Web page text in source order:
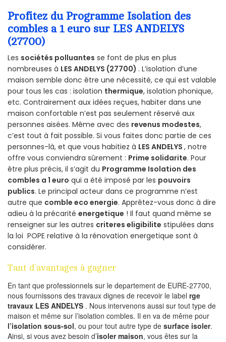
Profitez du Programme Isolation des
combles a 1 euro sur LES ANDELYS
(27700)
Les sociétés polluantes se font de plus en plus
nombreuses à LES ANDELYS (27700) . L’isolation d’une
maison semble donc être une nécessité, ce qui est valable
pour tous les cas : isolation thermique, isolation phonique,
etc. Contrairement aux idées reçues, habiter dans une
maison confortable n’est pas seulement réservé aux
personnes aisées. Même avec des revenus modestes,
c’est tout à fait possible. Si vous faites donc partie de ces
personnes-là, et que vous habitiez à LES ANDELYS , notre
offre vous conviendra sûrement : Prime solidarite. Pour
être plus précis, il s’agit du Programme Isolation des
combles a 1 euro qui a été imposé par les pouvoirs
publics. Le principal acteur dans ce programme n’est
autre que comble eco energie. Apprêtez-vous donc à dire
adieu à la précarité energetique ! Il faut quand même se
renseigner sur les autres criteres eligibilite stipulées dans
la loi POPE relative à la rénovation energetique sont à
considérer.
Tant d’avantages à gagner
En tant que professionnels sur le departement de EURE-27700,
nous fournissons des travaux dignes de recevoir le label rge
travaux LES ANDELYS . Nous intervenons aussi sur tout type de
maison et même sur l’isolation combles. Il en va de même pour
l’isolation sous-sol, ou pour tout autre type de surface isoler.
Ainsi, si vous avez besoin d’isoler maison, vous êtes sur la